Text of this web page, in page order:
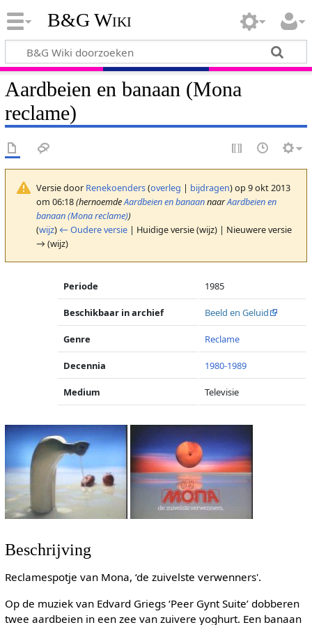
B&G Wiki
Aardbeien en banaan (Mona
reclame)
Versie door Renekoenders(overleg | bijdragen)op 9 okt 2013
om 06:18(hernoemdeAardbeien en banaannaarAardbeien en
banaan (Mona reclame))
(wijz) ← Oudere versie| Huidige versie (wijz) | Nieuwere versie
→ (wijz)
Periode 1985
Beschikbaar in archief Beeld en Geluid
Genre Reclame
Decennia 1980-1989
Medium Televisie
Beschrijving
Reclamespotje van Mona, ‘de zuivelste verwenners'.
Op de muziek van Edvard Griegs ‘Peer Gynt Suite’ dobberen
twee aardbeien in een zee van zuivere yoghurt. Een banaan